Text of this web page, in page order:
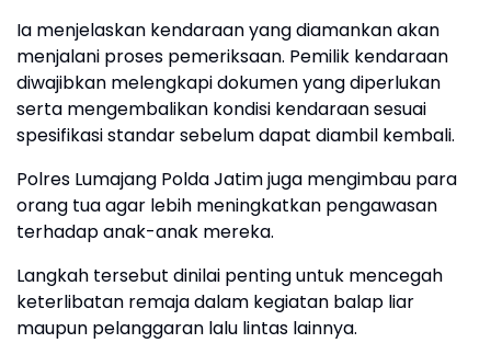
Ia menjelaskan kendaraan yang diamankan akan
menjalani proses pemeriksaan. Pemilik kendaraan
diwajibkan melengkapi dokumen yang diperlukan
serta mengembalikan kondisi kendaraan sesuai
spesifikasi standar sebelum dapat diambil kembali.
Polres Lumajang Polda Jatim juga mengimbau para
orang tua agar lebih meningkatkan pengawasan
terhadap anak-anak mereka.
Langkah tersebut dinilai penting untuk mencegah
keterlibatan remaja dalam kegiatan balap liar
maupun pelanggaran lalu lintas lainnya.